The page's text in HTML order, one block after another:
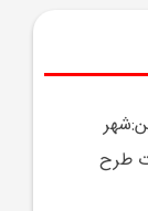
طرح